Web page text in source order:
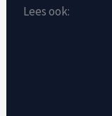
Lees ook: